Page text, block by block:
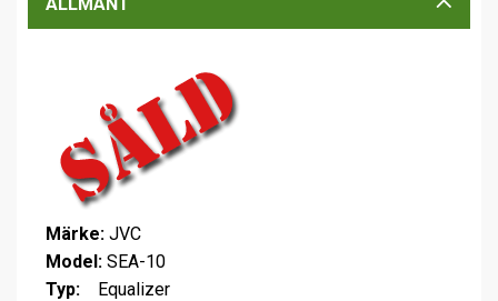
Märke: JVC
Model: SEA-10
Typ: Equalizer